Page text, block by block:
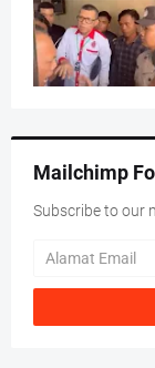
Mailchimp
Subscribe to our